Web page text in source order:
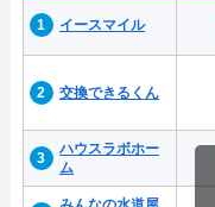
イースマイル
交換できるくん
ハウスラボホー
ム